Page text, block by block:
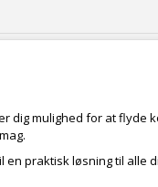
dig mulighed for at flyde
en praktisk løsning til alle